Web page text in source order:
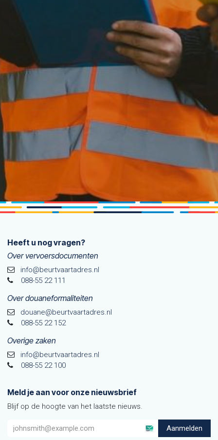
Heeft u nog vragen?
Over vervoersdocumenten
info@beurtvaartadres.nl
088-55 22 111
Over douaneformaliteiten
douane@beurtvaarta​dres.nl
088-55 22 152
Overige zaken
info@beurtvaartadres.nl
088-55 22 100
Meld je aan voor onze nieuwsbrief
Blijf op de hoogte van het laatste nieuws.
Aanmelden